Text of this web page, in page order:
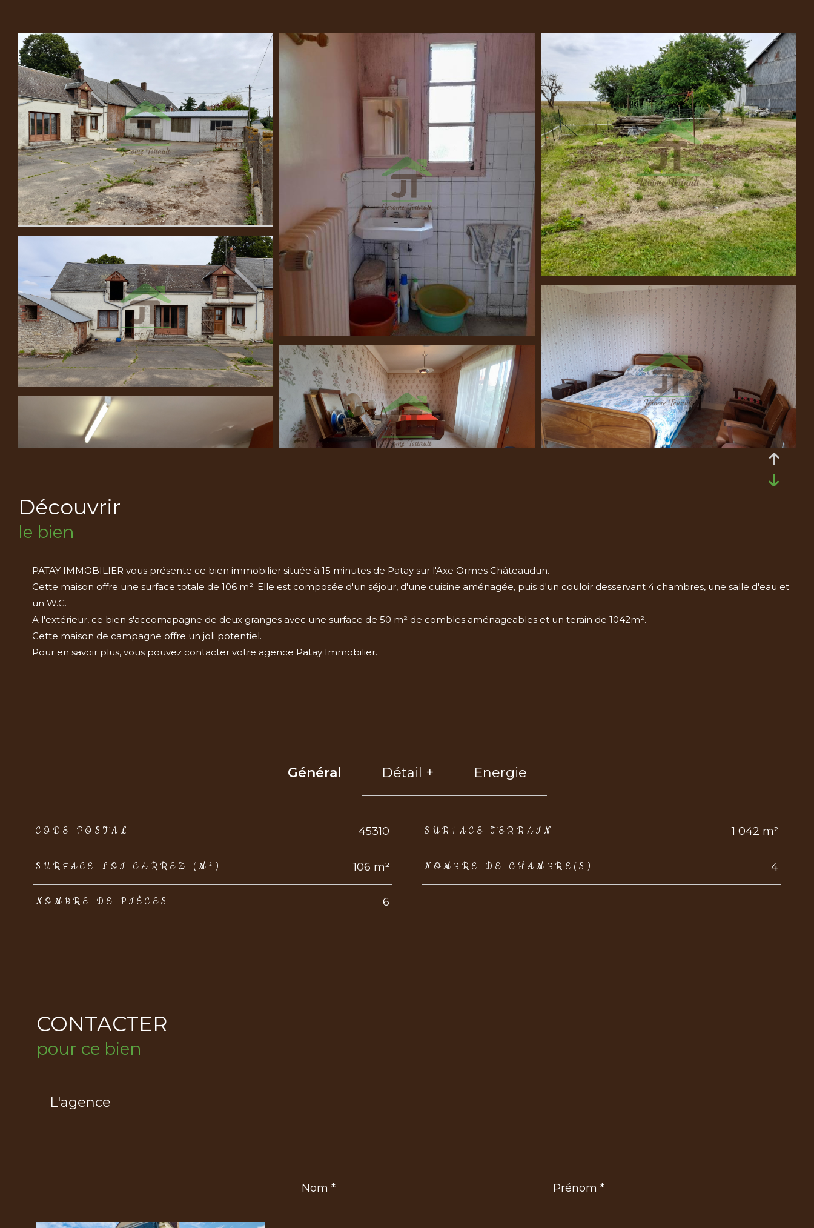
découvrir
le bien
PATAY IMMOBILIER vous présente ce bien immobilier située à 15 minutes de Patay sur l'Axe Ormes Châteaudun.
Cette maison offre une surface totale de 106 m². Elle est composée d'un séjour, d'une cuisine aménagée, puis d'un couloir desservant 4 chambres, une salle d'eau et
un W.C.
A l'extérieur, ce bien s'accomapagne de deux granges avec une surface de 50 m² de combles aménageables et un terain de 1042m².
Cette maison de campagne offre un joli potentiel.
Pour en savoir plus, vous pouvez contacter votre agence Patay Immobilier.
Général Détail + Energie
TRAD_ZEPHYR_Caracteristique
CODE POSTAL 45310 SURFACE TERRAIN 1 042 m²
SURFACE LOI CARREZ (M²) 106 m² NOMBRE DE CHAMBRE(S) 4
NOMBRE DE PIÈCES 6
CONTACTER
pour ce bien
L'agence
* *